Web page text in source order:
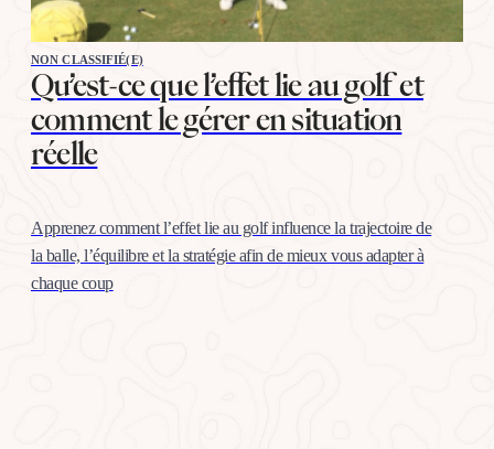
NON CLASSIFIÉ(E)
Qu’est-ce que l’effet lie au golf et
comment le gérer en situation
réelle
Apprenez comment l’effet lie au golf influence la trajectoire de
la balle, l’équilibre et la stratégie afin de mieux vous adapter à
chaque coup